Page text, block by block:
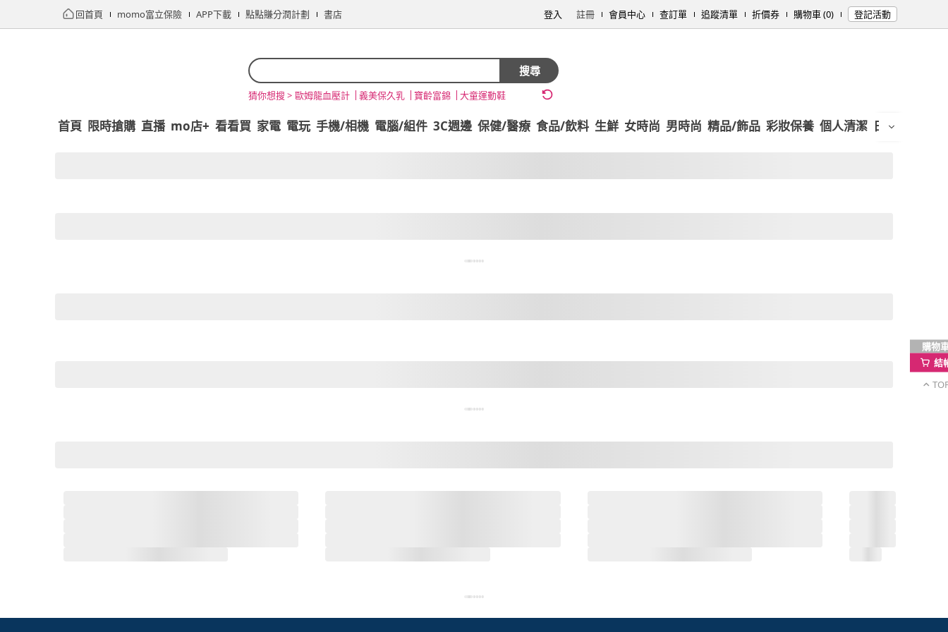
回首頁 momo富立保險 APP下載 點點賺分潤計劃 書店 登入 註冊 會員中心 查訂單 追蹤清單 折價券 購物車 (0) 登記活動
搜尋
猜你想搜 > 歐姆龍血壓計 義美保久乳 寶齡富錦 大童運動鞋
首頁 限時搶購 直播 mo店+ 看看買 家電 電玩 手機/相機 電腦/組件 3C週邊 保健/醫療 食品/飲料 生鮮 女時尚 男時尚 精品/飾品 彩妝保養 個人清潔 日用/紙品
購物
結